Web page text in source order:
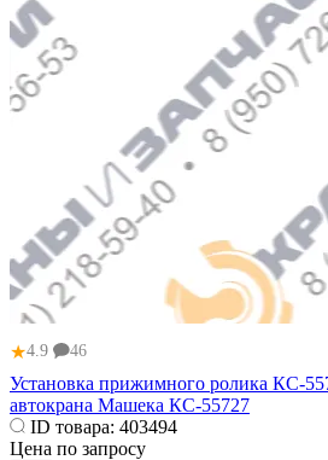
★4.9 46
Установка прижимного ролика КС-
автокрана Машека КС-55727
ID товара: 403494
Цена по запросу